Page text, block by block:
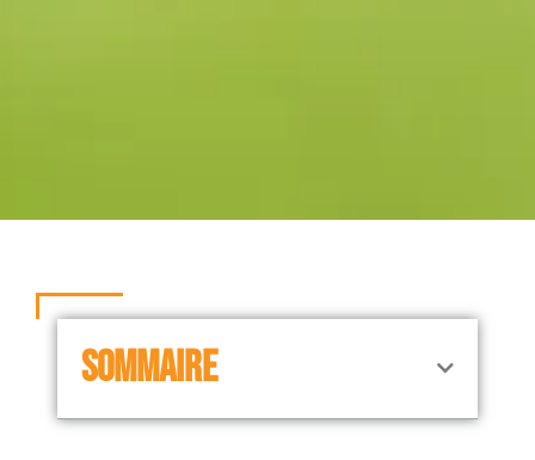
SOMMAIRE